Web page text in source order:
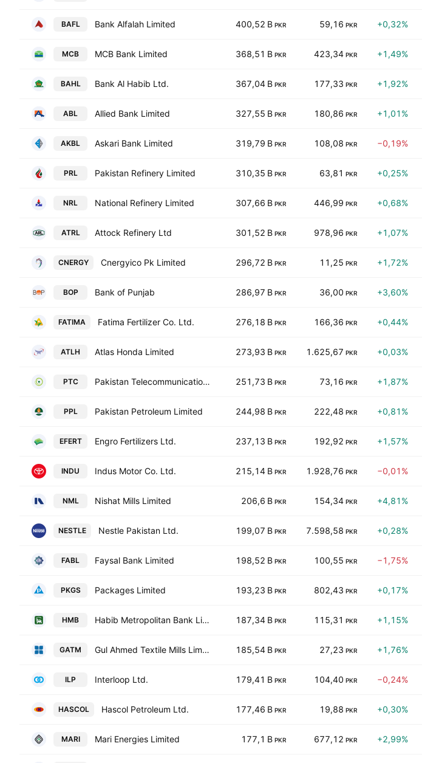
BAFL Bank Alfalah Limited 400,52 B PKR 59,16 PKR +0,32%
MCB MCB Bank Limited 368,51 B PKR 423,34 PKR +1,49%
BAHL Bank Al Habib Ltd. 367,04 B PKR 177,33 PKR +1,92%
ABL Allied Bank Limited 327,55 B PKR 180,86 PKR +1,01%
AKBL Askari Bank Limited 319,79 B PKR 108,08 PKR −0,19%
PRL Pakistan Refinery Limited 310,35 B PKR 63,81 PKR +0,25%
NRL National Refinery Limited 307,66 B PKR 446,99 PKR +0,68%
ATRL Attock Refinery Ltd 301,52 B PKR 978,96 PKR +1,07%
CNERGY Cnergyico Pk Limited 296,72 B PKR 11,25 PKR +1,72%
BOP Bank of Punjab 286,97 B PKR 36,00 PKR +3,60%
FATIMA Fatima Fertilizer Co. Ltd. 276,18 B PKR 166,36 PKR +0,44%
ATLH Atlas Honda Limited 273,93 B PKR 1.625,67 PKR +0,03%
PTC Pakistan Telecommunication Co. Ltd. Class A 251,73 B PKR 73,16 PKR +1,87%
PPL Pakistan Petroleum Limited 244,98 B PKR 222,48 PKR +0,81%
EFERT Engro Fertilizers Ltd. 237,13 B PKR 192,92 PKR +1,57%
INDU Indus Motor Co. Ltd. 215,14 B PKR 1.928,76 PKR −0,01%
NML Nishat Mills Limited 206,6 B PKR 154,34 PKR +4,81%
NESTLE Nestle Pakistan Ltd. 199,07 B PKR 7.598,58 PKR +0,28%
FABL Faysal Bank Limited 198,52 B PKR 100,55 PKR −1,75%
PKGS Packages Limited 193,23 B PKR 802,43 PKR +0,17%
HMB Habib Metropolitan Bank Limited 187,34 B PKR 115,31 PKR +1,15%
GATM Gul Ahmed Textile Mills Limited 185,54 B PKR 27,23 PKR +1,76%
ILP Interloop Ltd. 179,41 B PKR 104,40 PKR −0,24%
HASCOL Hascol Petroleum Ltd. 177,46 B PKR 19,88 PKR +0,30%
MARI Mari Energies Limited 177,1 B PKR 677,12 PKR +2,99%